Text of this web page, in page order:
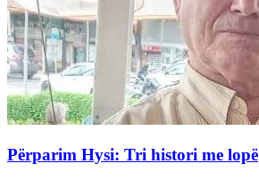
Përparim Hysi: Tri histori me lopë